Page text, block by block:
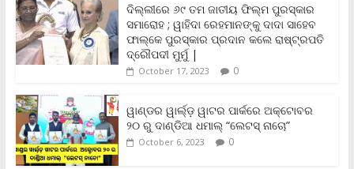
d
l
y
ଦିଲ୍ଲୀରେ ୬୯ ତମ ଜାତୀୟ ଫିଲ୍ମ ପୁରସ୍କାର
ସମାରୋହ ; ୱାହିଦା ରେହମାନଙ୍କୁ ଦାଦା ସାହେବ
ଫାଲ୍‌କେ ପୁରସ୍କାର ପ୍ରଦାନ କଲେ ରାଷ୍ଟ୍ରପତି
ଦ୍ରୌପଦୀ ମୁର୍ମୁ |
October 17, 2023 0
ୱାଣ୍ଡର ୱାର୍ଲ୍‌ଡ଼ ୱାଟର ପାର୍କରେ ଅକ୍ଟୋବର
୨୦ ରୁ ଦାଣ୍ଡିଆ ଧମାଲ୍ “ଲେଟସ୍ ନାଚୋ”
October 6, 2023 0